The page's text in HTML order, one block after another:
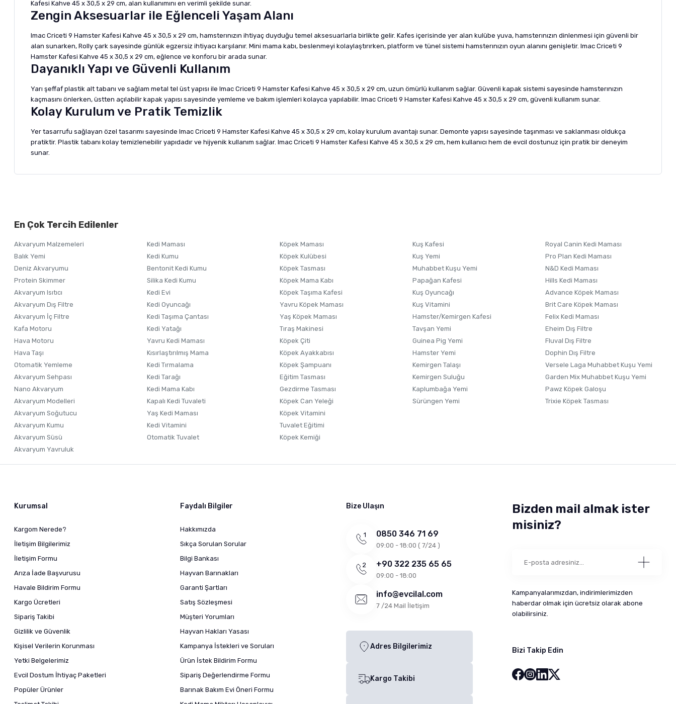
Kafesi Kahve 45 x 30,5 x 29 cm, alan kullanımını en verimli şekilde sunar.
Zengin Aksesuarlar ile Eğlenceli Yaşam Alanı
Imac Criceti 9 Hamster Kafesi Kahve 45 x 30,5 x 29 cm, hamsterınızın ihtiyaç duyduğu temel aksesuarlarla birlikte gelir. Kafes içerisinde yer alan kulübe yuva, hamsterınızın dinlenmesi için güvenli bir
alan sunarken, Rolly çark sayesinde günlük egzersiz ihtiyacı karşılanır. Mini mama kabı, beslenmeyi kolaylaştırırken, platform ve tünel sistemi hamsterınızın oyun alanını genişletir. Imac Criceti 9
Hamster Kafesi Kahve 45 x 30,5 x 29 cm, eğlence ve konforu bir arada sunar.
Dayanıklı Yapı ve Güvenli Kullanım
Yarı şeffaf plastik alt tabanı ve sağlam metal tel üst yapısı ile Imac Criceti 9 Hamster Kafesi Kahve 45 x 30,5 x 29 cm, uzun ömürlü kullanım sağlar. Güvenli kapak sistemi sayesinde hamsterınızın
kaçmasını önlerken, üstten açılabilir kapak yapısı sayesinde yemleme ve bakım işlemleri kolayca yapılabilir. Imac Criceti 9 Hamster Kafesi Kahve 45 x 30,5 x 29 cm, güvenli kullanım sunar.
Kolay Kurulum ve Pratik Temizlik
Yer tasarrufu sağlayan özel tasarımı sayesinde Imac Criceti 9 Hamster Kafesi Kahve 45 x 30,5 x 29 cm, kolay kurulum avantajı sunar. Demonte yapısı sayesinde taşınması ve saklanması oldukça
pratiktir. Plastik tabanı kolay temizlenebilir yapıdadır ve hijyenik kullanım sağlar. Imac Criceti 9 Hamster Kafesi Kahve 45 x 30,5 x 29 cm, hem kullanıcı hem de evcil dostunuz için pratik bir deneyim
sunar.
Ürünü Satın Al ve Yorumla
Ürün açıklamasında eksik bilgiler bulunuyor.
Ürün fiyatı diğer sitelerden daha pahalı.
Bu ürüne benzer farklı alternatifler olmalı.
Gönder
En Çok Tercih Edilenler
Akvaryum Malzemeleri
Balık Yemi
Deniz Akvaryumu
Protein Skimmer
Akvaryum Isıtıcı
Akvaryum Dış Filtre
Akvaryum İç Filtre
Kafa Motoru
Hava Motoru
Hava Taşı
Otomatik Yemleme
Akvaryum Sehpası
Nano Akvaryum
Akvaryum Modelleri
Akvaryum Soğutucu
Akvaryum Kumu
Akvaryum Süsü
Akvaryum Yavruluk
Kedi Maması
Kedi Kumu
Bentonit Kedi Kumu
Silika Kedi Kumu
Kedi Evi
Kedi Oyuncağı
Kedi Taşıma Çantası
Kedi Yatağı
Yavru Kedi Maması
Kısırlaştırılmış Mama
Kedi Tırmalama
Kedi Tarağı
Kedi Mama Kabı
Kapalı Kedi Tuvaleti
Yaş Kedi Maması
Kedi Vitamini
Otomatik Tuvalet
Köpek Maması
Köpek Kulübesi
Köpek Tasması
Köpek Mama Kabı
Köpek Taşıma Kafesi
Yavru Köpek Maması
Yaş Köpek Maması
Tıraş Makinesi
Köpek Çiti
Köpek Ayakkabısı
Köpek Şampuanı
Eğitim Tasması
Gezdirme Tasması
Köpek Can Yeleği
Köpek Vitamini
Tuvalet Eğitimi
Köpek Kemiği
Kuş Kafesi
Kuş Yemi
Muhabbet Kuşu Yemi
Papağan Kafesi
Kuş Oyuncağı
Kuş Vitamini
Hamster/Kemirgen Kafesi
Tavşan Yemi
Guinea Pig Yemi
Hamster Yemi
Kemirgen Talaşı
Kemirgen Suluğu
Kaplumbağa Yemi
Sürüngen Yemi
Royal Canin Kedi Maması
Pro Plan Kedi Maması
N&D Kedi Maması
Hills Kedi Maması
Advance Köpek Maması
Brit Care Köpek Maması
Felix Kedi Maması
Eheim Dış Filtre
Fluval Dış Filtre
Dophin Dış Filtre
Versele Laga Muhabbet Kuşu Yemi
Garden Mix Muhabbet Kuşu Yemi
Pawz Köpek Galoşu
Trixie Köpek Tasması
Kurumsal
Kargom Nerede?
İletişim Bilgilerimiz
İletişim Formu
Arıza İade Başvurusu
Havale Bildirim Formu
Kargo Ücretleri
Sipariş Takibi
Gizlilik ve Güvenlik
Kişisel Verilerin Korunması
Yetki Belgelerimiz
Evcil Dostum İhtiyaç Paketleri
Popüler Ürünler
Faydalı Bilgiler
Hakkımızda
Sıkça Sorulan Sorular
Bilgi Bankası
Hayvan Barınakları
Garanti Şartları
Satış Sözleşmesi
Müşteri Yorumları
Hayvan Hakları Yasası
Kampanya İstekleri ve Soruları
Ürün İstek Bildirim Formu
Sipariş Değerlendirme Formu
Barınak Bakım Evi Öneri Formu
Bize Ulaşın
0850 346 71 69
09:00 - 18:00 ( 7/24 )
+90 322 235 65 65
09:00 - 18:00
info@evcilal.com
7 /24 Mail İletişim
Adres Bilgilerimiz
Kargo Takibi
Bizden mail almak ister
misiniz?
Kampanyalarımızdan, indirimlerimizden
haberdar olmak için ücretsiz olarak abone
olabilirsiniz.
Bizi Takip Edin